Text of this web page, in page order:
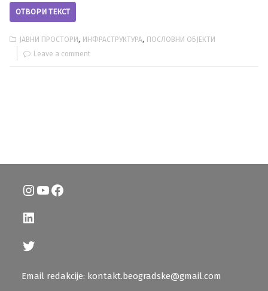
ОТВОРИ ТЕКСТ
ЈАВНИ ПРОСТОРИ, ИНФРАСТРУКТУРА, ПОСЛОВНИ ОБЈЕКТИ
Leave a comment
Instagram
YouTube
Facebook
LinkedIn
Twitter
Email redakcije: kontakt.beogradske@gmail.com